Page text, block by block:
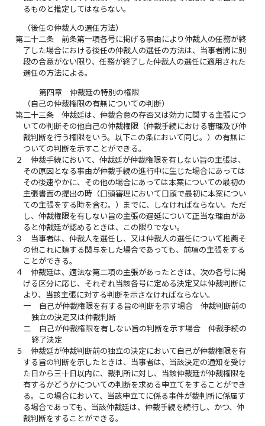
るものと推定してはならない。
（後任の仲裁人の選任方法）
第二十二条
前条第一項各号に掲げる事由により仲裁人の任務が終
了した場合における後任の仲裁人の選任の方法は、当事者間に別
段の合意がない限り、任務が終了した仲裁人の選任に適用された
選任の方法による。
第四章 仲裁廷の特別の権限
（自己の仲裁権限の有無についての判断）
第二十三条
仲裁廷は、仲裁合意の存否又は効力に関する主張につ
いての判断その他自己の仲裁権限（仲裁手続における審理及び仲
裁判断を行う権限をいう。以下この条において同じ。）の有無に
ついての判断を示すことができる。
２
仲裁手続において、仲裁廷が仲裁権限を有しない旨の主張は、
その原因となる事由が仲裁手続の進行中に生じた場合にあっては
その後速やかに、その他の場合にあっては本案についての最初の
主張書面の提出の時（口頭審理において口頭で最初に本案につい
ての主張をする時を含む。）までに、しなければならない。ただ
し、仲裁権限を有しない旨の主張の遅延について正当な理由があ
ると仲裁廷が認めるときは、この限りでない。
３
当事者は、仲裁人を選任し、又は仲裁人の選任について推薦そ
の他これに類する関与をした場合であっても、前項の主張をする
ことができる。
４
仲裁廷は、適法な第二項の主張があったときは、次の各号に掲
げる区分に応じ、それぞれ当該各号に定める決定又は仲裁判断に
より、当該主張に対する判断を示さなければならない。
一
自己が仲裁権限を有する旨の判断を示す場合 仲裁判断前の
独立の決定又は仲裁判断
二
自己が仲裁権限を有しない旨の判断を示す場合 仲裁手続の
終了決定
５
仲裁廷が仲裁判断前の独立の決定において自己が仲裁権限を有
する旨の判断を示したときは、当事者は、当該決定の通知を受け
た日から三十日以内に、裁判所に対し、当該仲裁廷が仲裁権限を
有するかどうかについての判断を求める申立てをすることができ
る。この場合において、当該申立てに係る事件が裁判所に係属す
る場合であっても、当該仲裁廷は、仲裁手続を続行し、かつ、仲
裁判断をすることができる。